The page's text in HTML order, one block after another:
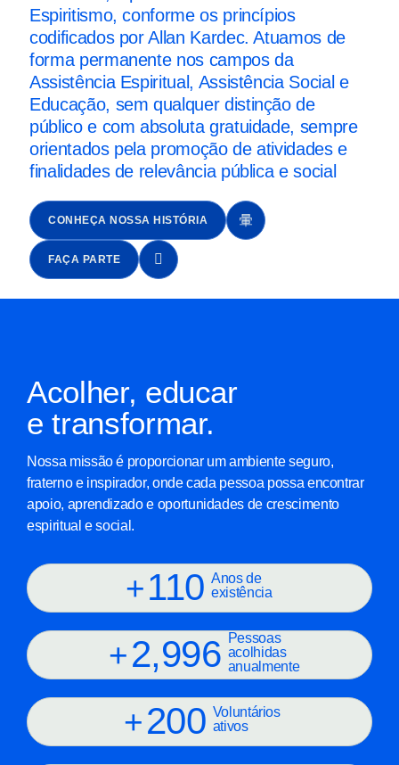
Espiritismo, conforme os princípios
codificados por Allan Kardec. Atuamos de
forma permanente nos campos da
Assistência Espiritual, Assistência Social e
Educação, sem qualquer distinção de
público e com absoluta gratuidade, sempre
orientados pela promoção de atividades e
finalidades de relevância pública e social
CONHEÇA NOSSA HISTÓRIA
FAÇA PARTE
Acolher, educar
e transformar.
Nossa missão é proporcionar um ambiente seguro,
fraterno e inspirador, onde cada pessoa possa encontrar
apoio, aprendizado e oportunidades de crescimento
espiritual e social.
+110 Anos de
existência
+3,000 Pessoas
acolhidas
anualmente
+200 Voluntários
ativos